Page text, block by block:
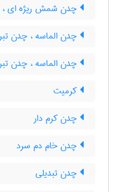
چدن شمش ریژه ای
چدن الماسه ، چدن
چدن الماسه ، چدن
کرمیت
چدن کرم دار
چدن خام دم سرد
چدن تبدیلی